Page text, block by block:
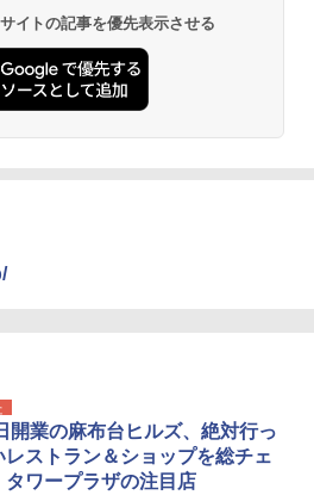
球の歩き方 イタリア 2026～2027 地
き方A ヨーロッパ
日本地理 地図・統計・移動から読み
講談社現代新書)
PEAK (パイクスピーク) 着替えテン
イバシー テント 【中が透けない】 1
りたたみ 防災グッズ 災害用トイレ ビ
クニック ポップアップテント 携帯 簡
レテント (ブラック)
ワンタッチ RENEW 幅200 2-3人用 43
パーズコレクション 山善] 傘みたいに
だけ パッとサッとテント ブラックコ
ング フルクローズ メッシュ 3-4人用
置 ポップアップテント エクルベージ
仕様) PATC-150B(EB)
ステンレス保冷剤 2個セット 2
ニューアル 急速冷凍 空間倍増 衛生的
クト 保冷力長持ち
入実績 登山・キャンプ・アウトドア・
品 長期保存可能 緊急時用 日本国内発
パラソル 大型 ビーチ アウトドアパ
ガーデン サイトシート付 折りたたみ
カット 4段階高さ調整 軽量 収納袋付
イトの記事を優先表示させる
開業の麻布台ヒルズ、絶対行っ
レストラン＆ショップを総チェ
ワープラザの注目店